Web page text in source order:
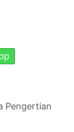
Pengertian